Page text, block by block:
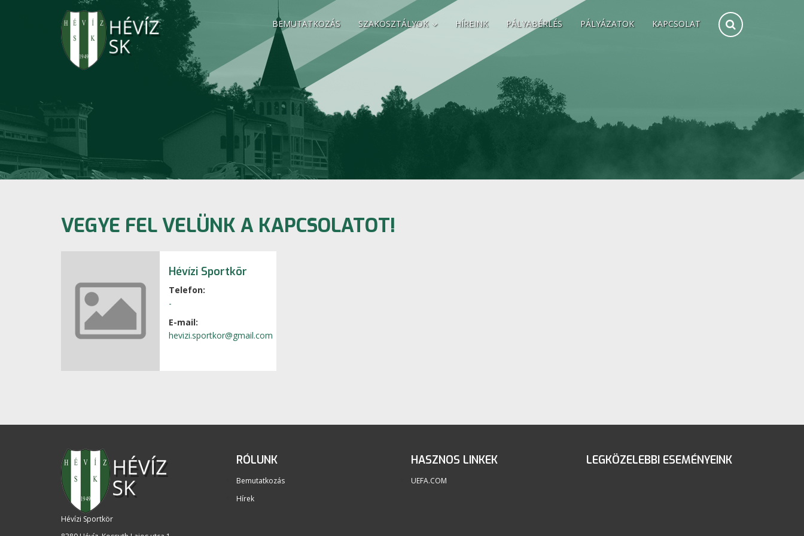
BEMUTATKOZÁS SZAKOSZTÁLYOK HÍREINK PÁLYABÉRLÉS PÁLYÁZATOK KAPCSOLAT
VEGYE FEL VELÜNK A KAPCSOLATOT!
Hévízi Sportkör
Telefon:
-
E-mail:
hevizi.sportkor@gmail.com
Hévízi Sportkör
RÓLUNK
Bemutatkozás
Hírek
HASZNOS LINKEK
UEFA.COM
LEGKÖZELEBBI ESEMÉNYEINK